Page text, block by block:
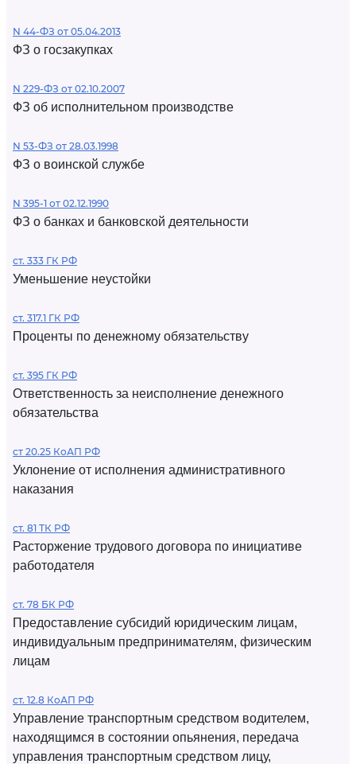
N 44-ФЗ от 05.04.2013
ФЗ о госзакупках
N 229-ФЗ от 02.10.2007
ФЗ об исполнительном производстве
N 53-ФЗ от 28.03.1998
ФЗ о воинской службе
N 395-1 от 02.12.1990
ФЗ о банках и банковской деятельности
ст. 333 ГК РФ
Уменьшение неустойки
ст. 317.1 ГК РФ
Проценты по денежному обязательству
ст. 395 ГК РФ
Ответственность за неисполнение денежного
обязательства
ст 20.25 КоАП РФ
Уклонение от исполнения административного
наказания
ст. 81 ТК РФ
Расторжение трудового договора по инициативе
работодателя
ст. 78 БК РФ
Предоставление субсидий юридическим лицам,
индивидуальным предпринимателям, физическим
лицам
ст. 12.8 КоАП РФ
Управление транспортным средством водителем,
находящимся в состоянии опьянения, передача
управления транспортным средством лицу,